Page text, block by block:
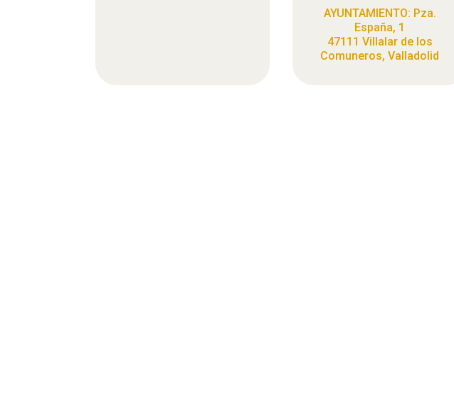
AYUNTAMIENTO: Pza.
España, 1
47111 Villalar de los
Comuneros, Valladolid